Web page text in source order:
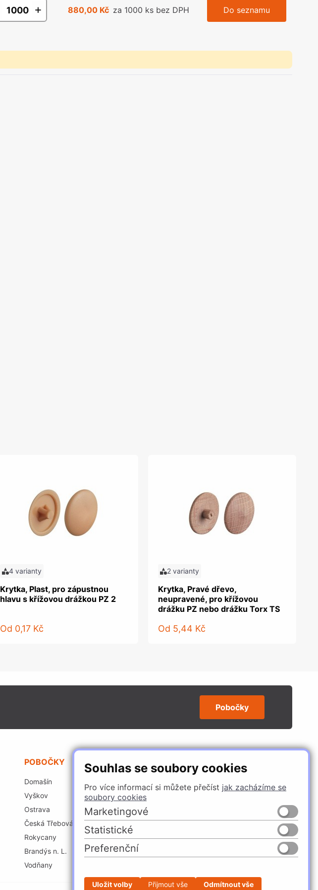
Souhlas se soubory cookies
Pro více informací si můžete přečíst jak zacházíme se
soubory cookies
Marketingové
Statistické
Preferenční
Uložit volby Přijmout vše Odmítnout vše
+ 880,00 Kč za 1000 ks bez DPH Do seznamu
4 varianty
Krytka, Plast, pro zápustnou
hlavu s křížovou drážkou PZ 2
Od 0,17 Kč
2 varianty
Krytka, Pravé dřevo,
neupravené, pro křížovou
drážku PZ nebo drážku Torx TS
Od 5,44 Kč
Pobočky
POBOČKY
Domašín
Vyškov
Ostrava
Česká Třebová
Rokycany
Brandýs n. L.
Vodňany
SLEDUJTE NÁS
Česko Slovensko